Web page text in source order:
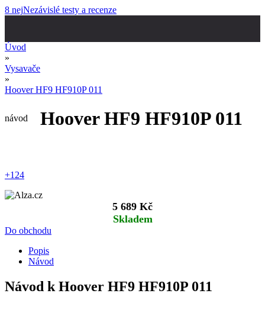
8 nejNezávislé testy a recenze
Úvod
»
Vysavače
»
Hoover HF9 HF910P 011
Hoover HF9 HF910P 011
návod
+124
5 689 Kč
Skladem
Do obchodu
Popis
Návod
Návod k Hoover HF9 HF910P 011